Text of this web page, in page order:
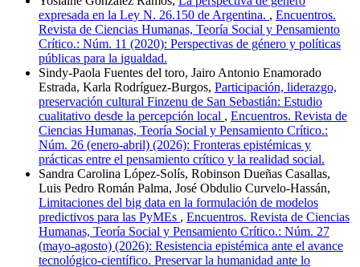
expresada en la Ley N. 26.150 de Argentina. , Encuentros.
Revista de Ciencias Humanas, Teoría Social y Pensamiento
Crítico.: Núm. 11 (2020): Perspectivas de género y políticas
públicas para la igualdad.
Sindy-Paola Fuentes del toro, Jairo Antonio Enamorado
Estrada, Karla Rodríguez-Burgos, Participación, liderazgo,
preservación cultural Finzenu de San Sebastián: Estudio
cualitativo desde la percepción local , Encuentros. Revista de
Ciencias Humanas, Teoría Social y Pensamiento Crítico.:
Núm. 26 (enero-abril) (2026): Fronteras epistémicas y
prácticas entre el pensamiento crítico y la realidad social.
Sandra Carolina López-Solís, Robinson Dueñas Casallas,
Luis Pedro Román Palma, José Obdulio Curvelo-Hassán,
Limitaciones del big data en la formulación de modelos
predictivos para las PyMEs , Encuentros. Revista de Ciencias
Humanas, Teoría Social y Pensamiento Crítico.: Núm. 27
(mayo-agosto) (2026): Resistencia epistémica ante el avance
tecnológico-científico. Preservar la humanidad ante lo